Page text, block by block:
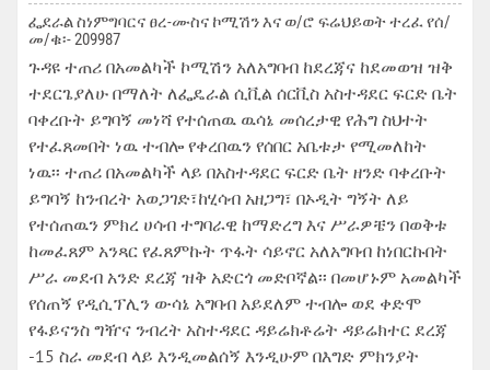
ፌደራል ስነምግባርና ፀረ-ሙስና ኮሚሽን እና ወ/ሮ ፍሬህይወት ተረፈ የሰ/
መ/ቁ፡- 209987
ጉዳዩ ተጠሪ በአመልካች ኮሚሽን አለአግባብ ከደረጃና ከደመወዝ ዝቅ
ተደርጌያለሁ በማለት ለፌዴራል ሲቪል ሰርቪስ አስተዳደር ፍርድ ቤት
ባቀረቡት ይግባኝ መነሻ የተሰጠዉ ዉሳኔ መሰረታዊ የሕግ ስህተት
የተፈጸመበት ነዉ ተብሎ የቀረበዉን የሰበር አቤቱታ የሚመለከት
ነዉ፡፡ ተጠሪ በአመልካች ላይ በአስተዳደር ፍርድ ቤት ዘንድ ባቀረቡት
ይግባኝ ከንብረት አወጋገድ፣ከሂሳብ አዘጋግ፣ በኦዲት ግኝት ለይ
የተሰጠዉን ምክረ ሀሳብ ተግባራዊ ከማድረግ እና ሥራዎቼን በወቅቱ
ከመፈጸም አንጻር የፈጸምኩት ጥፋት ሳይኖር አለአግባብ ከነበርኩበት
ሥራ መደብ አንድ ደረጃ ዝቅ አድርጎ መድቦኛል፡፡ በመሆኑም አመልካች
የሰጠኝ የዲሲፕሊን ውሳኔ አግባብ አይደለም ተብሎ ወደ ቀድሞ
የፋይናንስ ግዥና ንብረት አስተዳደር ዳይሬክቶሬት ዳይሬክተር ደረጃ
-15 ስራ መደብ ላይ እንዲመልሰኝ እንዲሁም በእግድ ምክንያት